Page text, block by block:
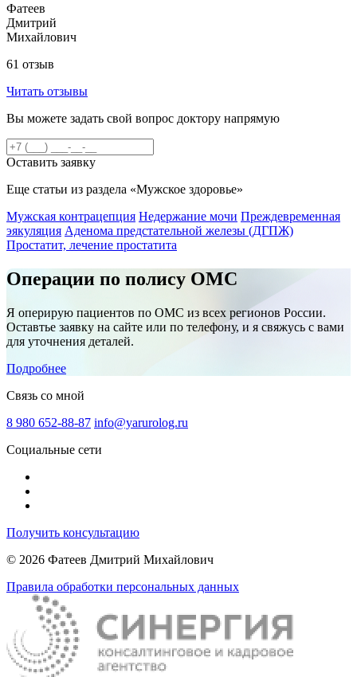
Фатеев
Дмитрий
Михайлович
61 отзыв
Читать отзывы
Вы можете задать свой вопрос доктору напрямую
Оставить заявку
Еще статьи из раздела «Мужское здоровье»
Мужская контрацепция Недержание мочи Преждевременная
эякуляция Аденома предстательной железы (ДГПЖ)
Простатит, лечение простатита
Операции по полису ОМС
Я оперирую пациентов по ОМС из всех регионов России.
Оставтье заявку на сайте или по телефону, и я свяжусь с вами
для уточнения деталей.
Подробнее
Связь со мной
8 980 652-88-87 info@yarurolog.ru
Социальные сети
Получить консультацию
© 2026 Фатеев Дмитрий Михайлович
Правила обработки персональных данных